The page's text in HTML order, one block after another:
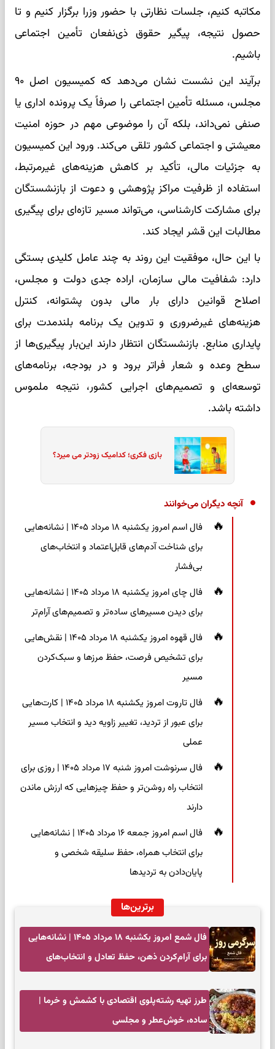
مکاتبه کنیم، جلسات نظارتی با حضور وزرا برگزار کنیم و تا
حصول نتیجه، پیگیر حقوق ذی‌نفعان تأمین اجتماعی
باشیم.
برآیند این نشست نشان می‌دهد که کمیسیون اصل ۹۰
مجلس، مسئله تأمین اجتماعی را صرفاً یک پرونده اداری یا
صنفی نمی‌داند، بلکه آن را موضوعی مهم در حوزه امنیت
معیشتی و اجتماعی کشور تلقی می‌کند. ورود این کمیسیون
به جزئیات مالی، تأکید بر کاهش هزینه‌های غیرمرتبط،
استفاده از ظرفیت مراکز پژوهشی و دعوت از بازنشستگان
برای مشارکت کارشناسی، می‌تواند مسیر تازه‌ای برای پیگیری
مطالبات این قشر ایجاد کند.
با این حال، موفقیت این روند به چند عامل کلیدی بستگی
دارد: شفافیت مالی سازمان، اراده جدی دولت و مجلس،
اصلاح قوانین دارای بار مالی بدون پشتوانه، کنترل
هزینه‌های غیرضروری و تدوین یک برنامه بلندمدت برای
پایداری منابع. بازنشستگان انتظار دارند این‌بار پیگیری‌ها از
سطح وعده و شعار فراتر برود و در بودجه، برنامه‌های
توسعه‌ای و تصمیم‌های اجرایی کشور، نتیجه ملموس
داشته باشد.
بازی فکری؛ کدامیک زودتر می میرد؟
آنچه دیگران می‌خوانند
فال اسم امروز یکشنبه ۱۸ مرداد ۱۴۰۵ | نشانه‌هایی
برای شناخت آدم‌های قابل‌اعتماد و انتخاب‌های
بی‌فشار
فال چای امروز یکشنبه ۱۸ مرداد ۱۴۰۵ | نشانه‌هایی
برای دیدن مسیرهای ساده‌تر و تصمیم‌های آرام‌تر
فال قهوه امروز یکشنبه ۱۸ مرداد ۱۴۰۵ | نقش‌هایی
برای تشخیص فرصت، حفظ مرزها و سبک‌کردن
مسیر
فال تاروت امروز یکشنبه ۱۸ مرداد ۱۴۰۵ | کارت‌هایی
برای عبور از تردید، تغییر زاویه دید و انتخاب مسیر
عملی
فال سرنوشت امروز شنبه ۱۷ مرداد ۱۴۰۵ | روزی برای
انتخاب راه روشن‌تر و حفظ چیزهایی که ارزش ماندن
دارند
فال اسم امروز جمعه ۱۶ مرداد ۱۴۰۵ | نشانه‌هایی
برای انتخاب همراه، حفظ سلیقه شخصی و
پایان‌دادن به تردیدها
برترین‌ها
فال شمع امروز یکشنبه ۱۸ مرداد ۱۴۰۵ | نشانه‌هایی
برای آرام‌کردن ذهن، حفظ تعادل و انتخاب‌های
طرز تهیه رشته‌پلوی اقتصادی با کشمش و خرما |
ساده، خوش‌عطر و مجلسی